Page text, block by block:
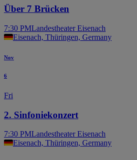
Über 7 Brücken
7:30 PMLandestheater Eisenach
Eisenach, Thüringen, Germany
Nov
6
Fri
2. Sinfoniekonzert
7:30 PMLandestheater Eisenach
Eisenach, Thüringen, Germany